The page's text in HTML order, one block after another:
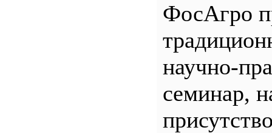
ФосАгро
научно-
семинар,